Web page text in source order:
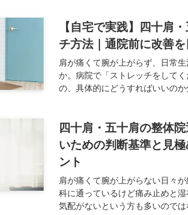
【自宅で実践】四十肩
チ方法｜通院前に改善
肩が痛くて腕が上がらず、日常
か。病院で「ストレッチをして
の、具体的にどうすればいいの
四十肩・五十肩の整体
いための判断基準と見
ント
肩が痛くて腕が上がらない日々
科に通っているけど痛み止めと
気配がないという方も多いので